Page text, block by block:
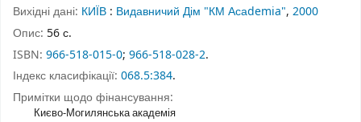
Вихідні дані: КИЇВ : Видавничий Дім "КМ Асаdemia", 2000
Опис: 56 с.
ISBN: 966-518-015-0; 966-518-028-2.
Індекс класифікації: 068.5:384.
Примітки щодо фінансування:
Києво-Могилянська академія